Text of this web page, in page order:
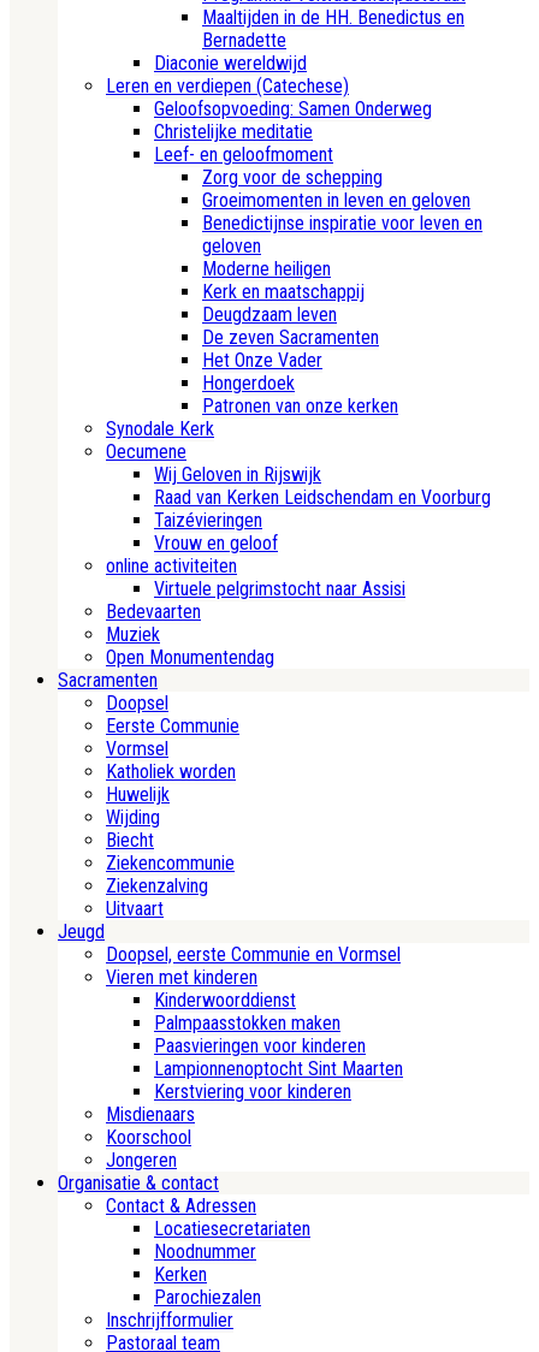
Maaltijden in de HH. Benedictus en
Bernadette
Diaconie wereldwijd
Leren en verdiepen (Catechese)
Geloofsopvoeding: Samen Onderweg
Christelijke meditatie
Leef- en geloofmoment
Zorg voor de schepping
Groeimomenten in leven en geloven
Benedictijnse inspiratie voor leven en
geloven
Moderne heiligen
Kerk en maatschappij
Deugdzaam leven
De zeven Sacramenten
Het Onze Vader
Hongerdoek
Patronen van onze kerken
Synodale Kerk
Oecumene
Wij Geloven in Rijswijk
Raad van Kerken Leidschendam en Voorburg
Taizévieringen
Vrouw en geloof
online activiteiten
Virtuele pelgrimstocht naar Assisi
Bedevaarten
Muziek
Open Monumentendag
Sacramenten
Doopsel
Eerste Communie
Vormsel
Katholiek worden
Huwelijk
Wijding
Biecht
Ziekencommunie
Ziekenzalving
Uitvaart
Jeugd
Doopsel, eerste Communie en Vormsel
Vieren met kinderen
Kinderwoorddienst
Palmpaasstokken maken
Paasvieringen voor kinderen
Lampionnenoptocht Sint Maarten
Kerstviering voor kinderen
Misdienaars
Koorschool
Jongeren
Organisatie & contact
Contact & Adressen
Locatiesecretariaten
Noodnummer
Kerken
Parochiezalen
Inschrijfformulier
Pastoraal team